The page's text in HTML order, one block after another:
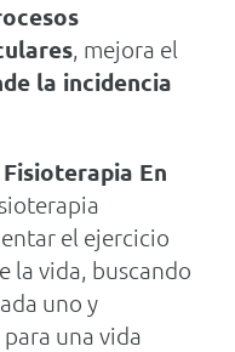
, mejora el
la incidencia
Fisioterapia En
el ejercicio
la vida, buscando
uno y
una vida